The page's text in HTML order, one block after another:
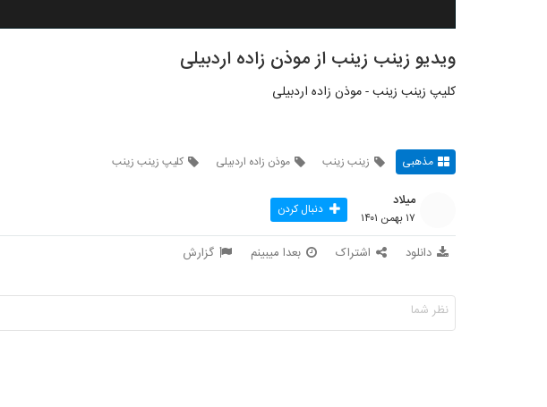
ویدیو زینب زینب از موذن زاده اردبیلی
کلیپ زینب زینب - موذن زاده اردبیلی
مذهبی زینب زینب موذن زاده اردبیلی کلیپ زینب زینب
میلاد
۱۷ بهمن ۱۴۰۱ دنبال کردن
دانلود اشتراک بعدا میبینم گزارش